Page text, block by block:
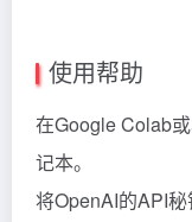
使用帮助
在Google Colab
记本。
将OpenAI的API秘